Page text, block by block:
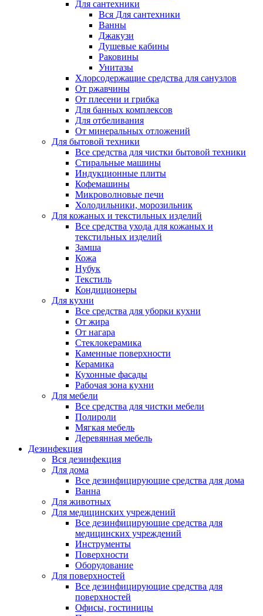
Для сантехники
Вся Для сантехники
Ванны
Джакузи
Душевые кабины
Раковины
Унитазы
Хлорсодержащие средства для санузлов
От ржавчины
От плесени и грибка
Для банных комплексов
Для отбеливания
От минеральных отложений
Для бытовой техники
Все средства для чистки бытовой техники
Стиральные машины
Индукционные плиты
Кофемашины
Микроволновые печи
Холодильники, морозильник
Для кожаных и текстильных изделий
Все средства ухода для кожаных и
текстильных изделий
Замша
Кожа
Нубук
Текстиль
Кондиционеры
Для кухни
Все средства для уборки кухни
От жира
От нагара
Стеклокерамика
Каменные поверхности
Керамика
Кухонные фасады
Рабочая зона кухни
Для мебели
Все средства для чистки мебели
Полироли
Мягкая мебель
Деревянная мебель
Дезинфекция
Вся дезинфекция
Для дома
Все дезинфицирующие средства для дома
Ванна
Для животных
Для медицинских учреждений
Все дезинфицирующие средства для
медицинских учреждений
Инструменты
Поверхности
Оборудование
Для поверхностей
Все дезинфицирующие средства для
поверхностей
Офисы, гостиницы